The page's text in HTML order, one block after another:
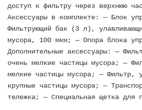
доступ к фильтру через верхнюю
Аксессуары в комплекте: — Блок
Фильтрующий бак (3 л),
мусора, 100 мкм; — Опора блока
Дополнительные аксессуары: —
очень мелкие частицы мусора; —
мелкие частицы мусора; — Фильтр,
крупные частицы мусора; —
тележка; — Специальная щетка для